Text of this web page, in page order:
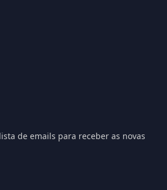
de emails para receber as novas